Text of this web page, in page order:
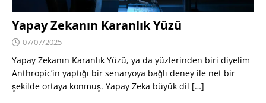
Yapay Zekanın Karanlık Yüzü
07/07/2025
Yapay Zekanın Karanlık Yüzü, ya da yüzlerinden biri diyelim
Anthropic’in yaptığı bir senaryoya bağlı deney ile net bir
şekilde ortaya konmuş. Yapay Zeka büyük dil […]